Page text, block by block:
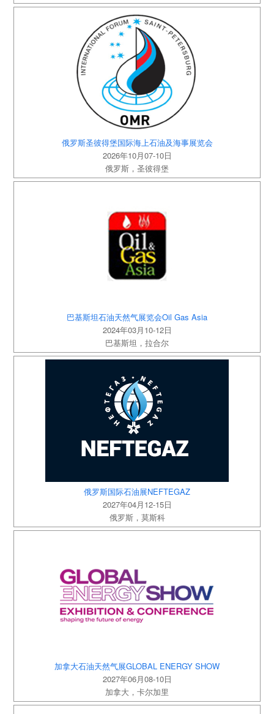
俄罗斯圣彼得堡国际海上石油及海事展览会
2026年10月07-10日
俄罗斯，圣彼得堡
巴基斯坦石油天然气展览会Oil Gas Asia
2024年03月10-12日
巴基斯坦，拉合尔
俄罗斯国际石油展NEFTEGAZ
2027年04月12-15日
俄罗斯，莫斯科
加拿大石油天然气展GLOBAL ENERGY SHOW
2027年06月08-10日
加拿大，卡尔加里